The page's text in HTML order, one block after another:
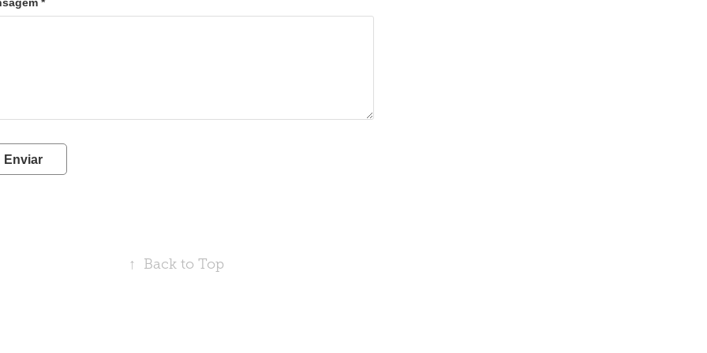
Enviar
↑ Back to Top